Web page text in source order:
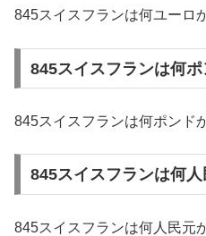
845スイスフランは何ユーロ
845スイスフランは何ポ
845スイスフランは何ポンド
845スイスフランは何人
845スイスフランは何人民元